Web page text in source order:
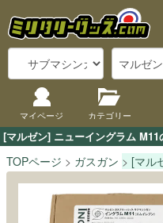
[マルゼン] ニューイングラム
マイページ カテゴリー
TOPページ ガスガン [マル